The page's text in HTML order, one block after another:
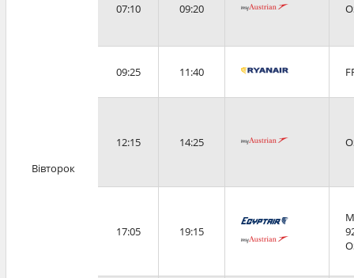
Вівторок
07:10 09:20
09:25 11:40
12:15 14:25
17:05 19:15